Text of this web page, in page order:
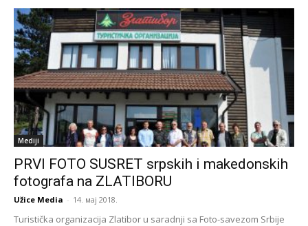
Mediji
PRVI FOTO SUSRET srpskih i makedonskih
fotografa na ZLATIBORU
Užice Media - 14. мај 2018.
Turistička organizacija Zlatibor u saradnji sa Foto-savezom Srbije